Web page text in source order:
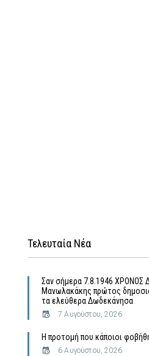
Τελευταία Νέα
Σαν σήμερα 7.8.1946 ΧΡΟΝΟΣ
Μανωλακάκης πρώτος
τα ελεύθερα Δωδεκάνησα
7 Αυγούστου, 2026
Η προτομή που κάποιοι
6 Αυγούστου, 2026